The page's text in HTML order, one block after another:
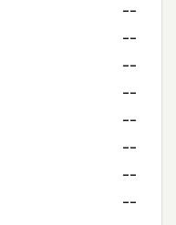
--
--
--
--
--
--
--
--